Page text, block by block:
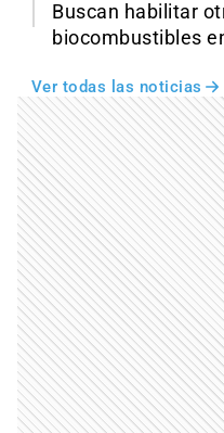
Buscan habilitar
biocombustibles
Ver todas las noticias